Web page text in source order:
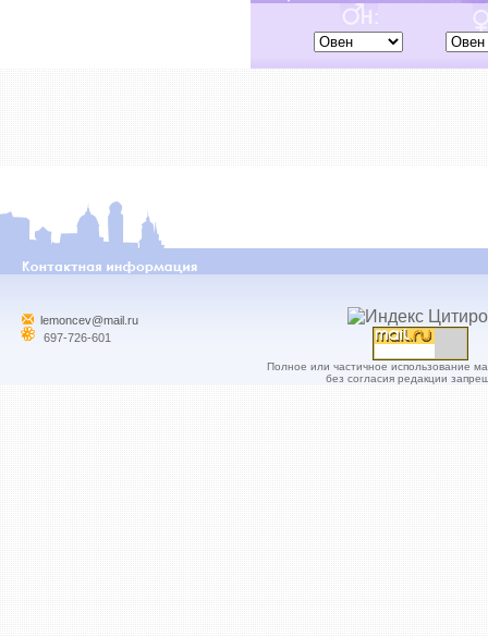
lemoncev@mail.ru
697-726-601
Полное или частичное использование
без согласия редакции